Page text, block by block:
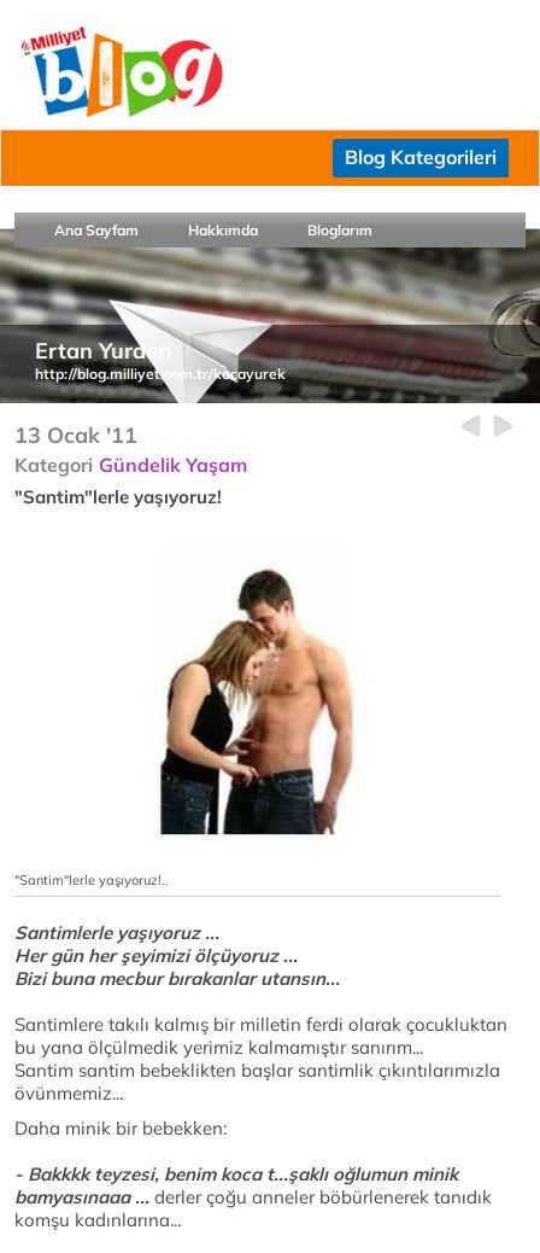
Blog Kategorileri
Ana Sayfam Hakkımda Bloglarım
Ertan Yurderi
http://blog.milliyet.com.tr/kocayurek
13 Ocak '11
Kategori Gündelik Yaşam
"Santim"lerle yaşıyoruz!
"Santim"lerle yaşıyoruz!..
Santimlerle yaşıyoruz ...
Her gün her şeyimizi ölçüyoruz ...
Bizi buna mecbur bırakanlar utansın...
Santimlere takılı kalmış bir milletin ferdi olarak çocukluktan
bu yana ölçülmedik yerimiz kalmamıştır sanırım...
Santim santim bebeklikten başlar santimlik çıkıntılarımızla
övünmemiz...
Daha minik bir bebekken:
- Bakkkk teyzesi, benim koca t...şaklı oğlumun minik
bamyasınaaa ... derler çoğu anneler böbürlenerek tanıdık
komşu kadınlarına...